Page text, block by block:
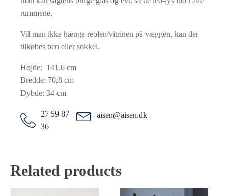
rummene.
Vil man ikke hænge reolen/vitrinen på væggen, kan der
tilkøbes ben eller sokkel.
Højde: 141,6 cm
Bredde: 70,8 cm
Dybde: 34 cm
27 59 87
36
aisen@aisen.dk
Related products